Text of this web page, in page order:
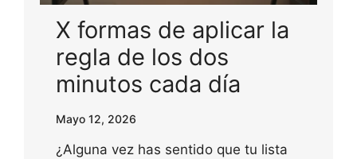
X formas de aplicar la
regla de los dos
minutos cada día
Mayo 12, 2026
¿Alguna vez has sentido que tu lista